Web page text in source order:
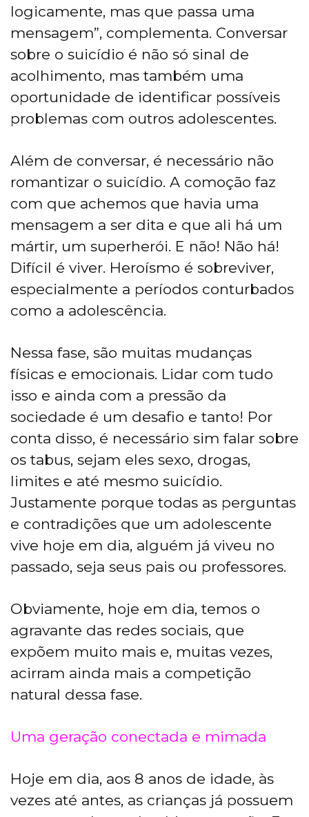
logicamente, mas que passa uma
mensagem”, complementa. Conversar
sobre o suicídio é não só sinal de
acolhimento, mas também uma
oportunidade de identificar possíveis
problemas com outros adolescentes.
Além de conversar, é necessário não
romantizar o suicídio. A comoção faz
com que achemos que havia uma
mensagem a ser dita e que ali há um
mártir, um superherói. E não! Não há!
Difícil é viver. Heroísmo é sobreviver,
especialmente a períodos conturbados
como a adolescência.
Nessa fase, são muitas mudanças
físicas e emocionais. Lidar com tudo
isso e ainda com a pressão da
sociedade é um desafio e tanto! Por
conta disso, é necessário sim falar sobre
os tabus, sejam eles sexo, drogas,
limites e até mesmo suicídio.
Justamente porque todas as perguntas
e contradições que um adolescente
vive hoje em dia, alguém já viveu no
passado, seja seus pais ou professores.
Obviamente, hoje em dia, temos o
agravante das redes sociais, que
expõem muito mais e, muitas vezes,
acirram ainda mais a competição
natural dessa fase.
Uma geração conectada e mimada
Hoje em dia, aos 8 anos de idade, às
vezes até antes, as crianças já possuem